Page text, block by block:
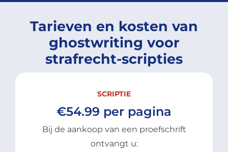
Tarieven en kosten van
ghostwriting voor
strafrecht-scripties
SCRIPTIE
€54.99 per pagina
Bij de aankoop van een proefschrift
ontvangt u: